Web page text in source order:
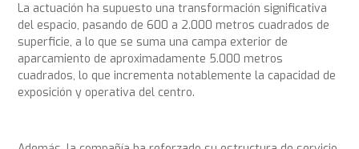
La actuación ha supuesto una transformación significativa
del espacio, pasando de 600 a 2.000 metros cuadrados de
superficie, a lo que se suma una campa exterior de
aparcamiento de aproximadamente 5.000 metros
cuadrados, lo que incrementa notablemente la capacidad de
exposición y operativa del centro.